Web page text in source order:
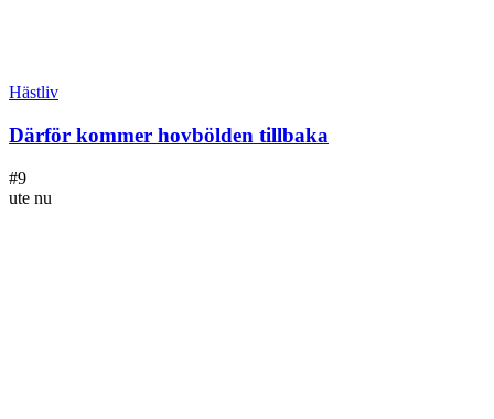
Hästliv
Därför kommer hovbölden tillbaka
#9
ute nu